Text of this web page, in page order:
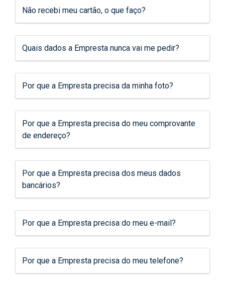
Não recebi meu cartão, o que faço?
Quais dados a Empresta nunca vai me pedir?
Por que a Empresta precisa da minha foto?
Por que a Empresta precisa do meu comprovante
de endereço?
Por que a Empresta precisa dos meus dados
bancários?
Por que a Empresta precisa do meu e-mail?
Por que a Empresta precisa do meu telefone?